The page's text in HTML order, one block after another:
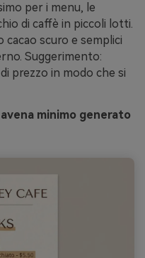
per i menu, le
di caffè in piccoli lotti.
scuro e semplici
Suggerimento:
prezzo in modo che si
minimo generato